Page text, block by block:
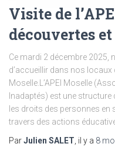
Visite de
découvertes
Ce mardi 2 décembre 2025,
d’accueillir dans nos locaux
Moselle.L’APEI Moselle
Inadaptés) est une
les droits des personnes en
travers des actions
ParJulien SALET , il y a 8